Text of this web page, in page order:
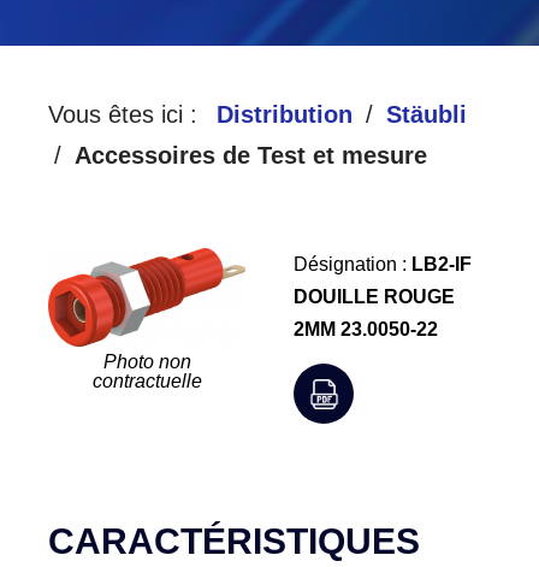
Vous êtes ici : Distribution
Stäubli
Accessoires de Test et mesure
Photo non
contractuelle
Désignation : LB2-IF
DOUILLE ROUGE
2MM 23.0050-22
CARACTÉRISTIQUES